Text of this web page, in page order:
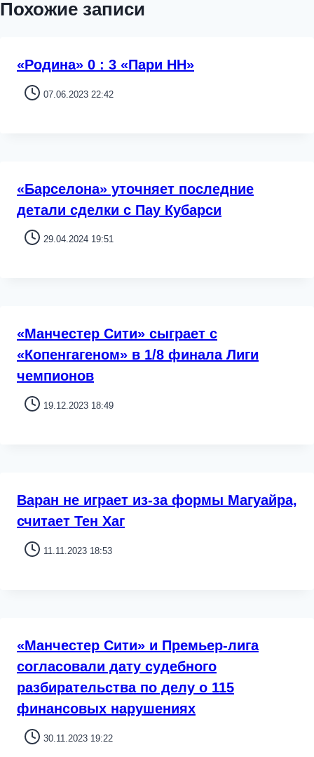
Похожие записи
«Родина» 0 : 3 «Пари НН»
07.06.2023 22:42
«Барселона» уточняет последние
детали сделки с Пау Кубарси
29.04.2024 19:51
«Манчестер Сити» сыграет с
«Копенгагеном» в 1/8 финала Лиги
чемпионов
19.12.2023 18:49
Варан не играет из-за формы Магуайра,
считает Тен Хаг
11.11.2023 18:53
«Манчестер Сити» и Премьер-лига
согласовали дату судебного
разбирательства по делу о 115
финансовых нарушениях
30.11.2023 19:22